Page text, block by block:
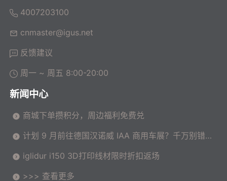
4007203100
cnmaster@igus.net
反馈建议
周一 ~ 周五 8:00-20:00
新闻中心
商城下单攒积分，周边福利免费兑
计划 9 月前往德国汉诺威 IAA 商用车展？千万别错过
iglidur i150 3D打印线材限时折扣返场
>>> 查看更多